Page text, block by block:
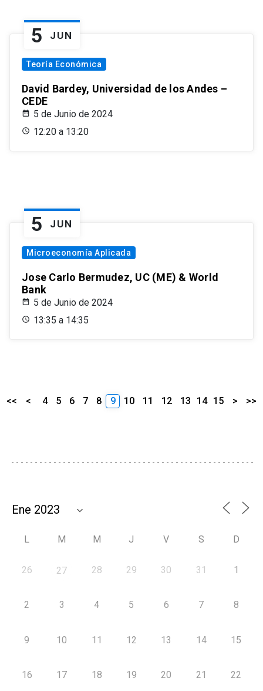
5 JUN
Teoría Económica
David Bardey, Universidad de los Andes –
CEDE
5 de Junio de 2024
12:20 a 13:20
5 JUN
Microeconomía Aplicada
Jose Carlo Bermudez, UC (ME) & World
Bank
5 de Junio de 2024
13:35 a 14:35
<< < 4 5 6 7 8 9 10 11 12 13 14 15 > >>
L M M J V S D
26 27 28 29 30 31 1
2 3 4 5 6 7 8
9 10 11 12 13 14 15
16 17 18 19 20 21 22